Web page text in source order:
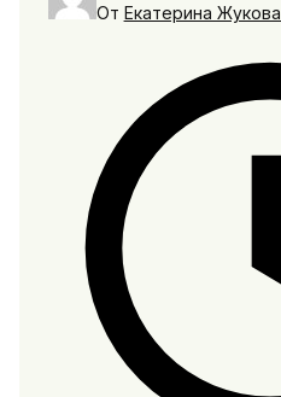
От Екатерина Жукова